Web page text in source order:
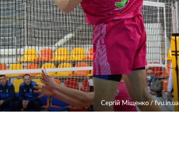
Сергій Міщенко / fvu.in.ua